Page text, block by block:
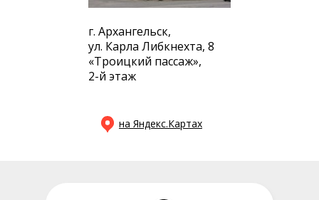
г. Архангельск,
ул. Карла Либкнехта, 8
«Троицкий пассаж»,
2-й этаж
на Яндекс.Картах